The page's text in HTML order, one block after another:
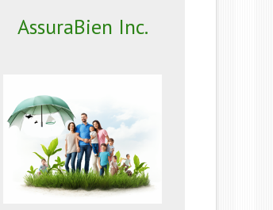
AssuraBien Inc.